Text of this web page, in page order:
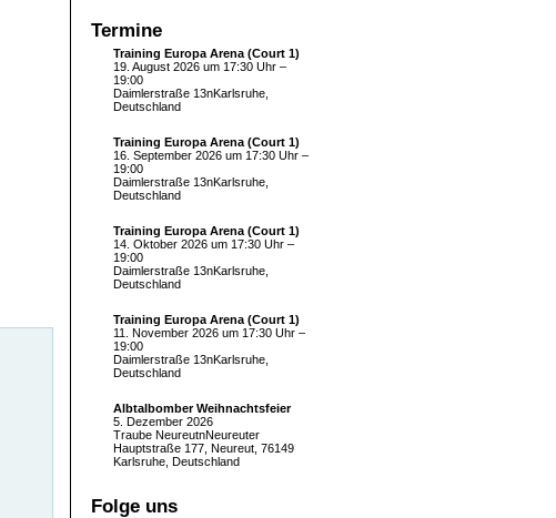
Termine
Training Europa Arena (Court 1)
19. August 2026 um 17:30 Uhr –
19:00
Daimlerstraße 13nKarlsruhe,
Deutschland
Training Europa Arena (Court 1)
16. September 2026 um 17:30 Uhr –
19:00
Daimlerstraße 13nKarlsruhe,
Deutschland
Training Europa Arena (Court 1)
14. Oktober 2026 um 17:30 Uhr –
19:00
Daimlerstraße 13nKarlsruhe,
Deutschland
Training Europa Arena (Court 1)
11. November 2026 um 17:30 Uhr –
19:00
Daimlerstraße 13nKarlsruhe,
Deutschland
Albtalbomber Weihnachtsfeier
5. Dezember 2026
Traube NeureutnNeureuter
Hauptstraße 177, Neureut, 76149
Karlsruhe, Deutschland
Folge uns